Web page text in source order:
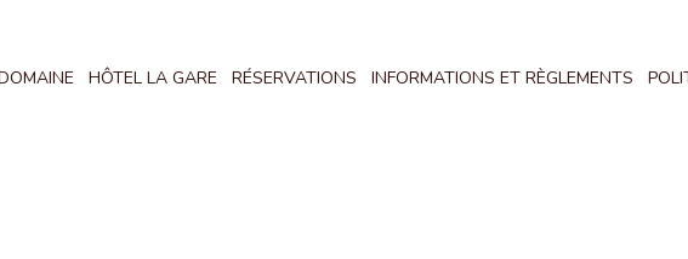
HÔTEL LA GARE RÉSERVATIONS INFORMATIONS ET RÈGLEMENTS